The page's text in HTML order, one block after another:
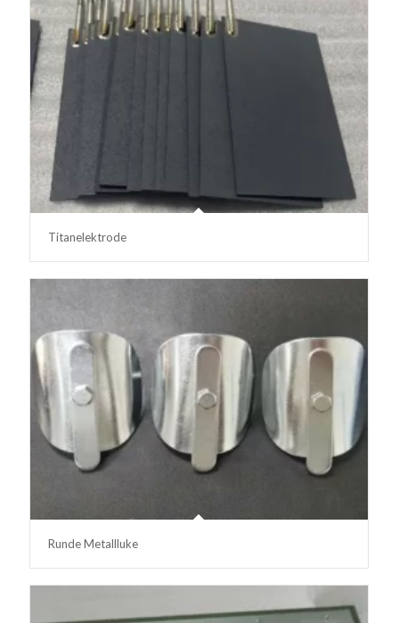
Titanelektrode
Runde Metallluke